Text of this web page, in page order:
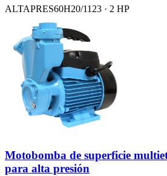
ALTAPRES60H20/1123 · 2 HP
Motobomba de superficie
para alta presión